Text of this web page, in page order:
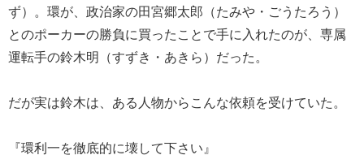
ず）。環が、政治家の田宮郷太郎（たみや・ごうたろう）
とのポーカーの勝負に買ったことで手に入れたのが、専属
運転手の鈴木明（すずき・あきら）だった。
だが実は鈴木は、ある人物からこんな依頼を受けていた。
『環利一を徹底的に壊して下さい』